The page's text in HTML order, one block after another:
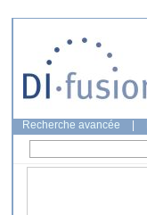
Recherche avancée